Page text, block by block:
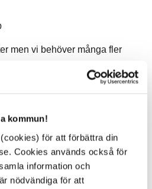
kommun!
för att förbättra din
Cookies används också för
information och
nödvändiga för att
men vi behöver många fler
träffar
Förskolan använder
att leka med
skolan till idrottsplats för skolan